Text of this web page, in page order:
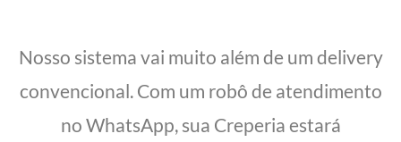
Nosso sistema vai muito além de um delivery
convencional. Com um robô de atendimento
no WhatsApp, sua Creperia estará